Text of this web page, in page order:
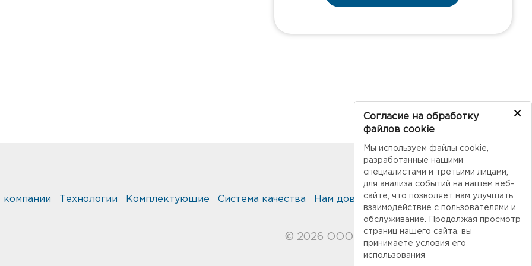
компании Технологии Комплектующие Система качества Нам доверяют Публикации Контакты
© 2026 ООО "Современные технологии"
×
Согласие на обработку
файлов cookie
Мы используем файлы cookie,
разработанные нашими
специалистами и третьими лицами,
для анализа событий на нашем веб-
сайте, что позволяет нам улучшать
взаимодействие с пользователями и
обслуживание. Продолжая просмотр
страниц нашего сайта, вы
принимаете условия его
использования